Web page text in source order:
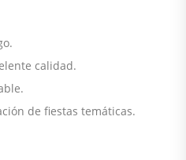
calidad.
de fiestas temáticas.